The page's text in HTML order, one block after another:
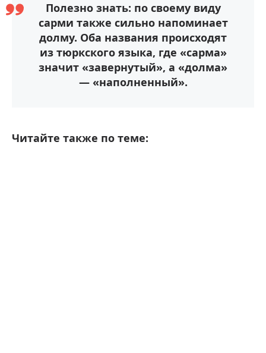
Полезно знать: по своему виду
сарми также сильно напоминает
долму. Оба названия происходят
из тюркского языка, где «сарма»
значит «завернутый», а «долма»
— «наполненный».
Читайте также по теме: